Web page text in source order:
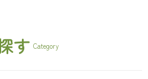
す Category